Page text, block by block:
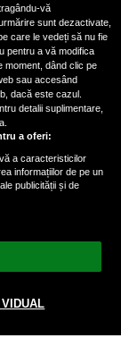
de agresiune
șocante
vă
sunt dezactivate,
care le vedeți să nu fie
pentru a vă modifica
moment, dând clic pe
sau accesând
dacă este cazul.
detalii suplimentare,
a oferi:
a caracteristicilor
informațiilor de pe un
publicității și de